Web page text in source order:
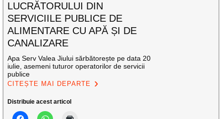
LUCRĂTORULUI DIN
SERVICIILE PUBLICE DE
ALIMENTARE CU APĂ ȘI DE
CANALIZARE
Apa Serv Valea Jiului sărbătorește pe data 20
iulie, asemeni tuturor operatorilor de servicii
publice
CITEȘTE MAI DEPARTE
Distribuie acest articol